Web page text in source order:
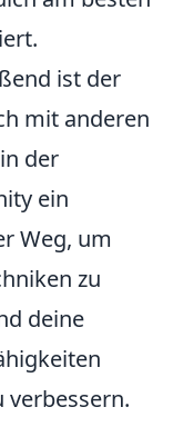
ist der
mit anderen
der
ein
Weg, um
zu
deine
verbessern.